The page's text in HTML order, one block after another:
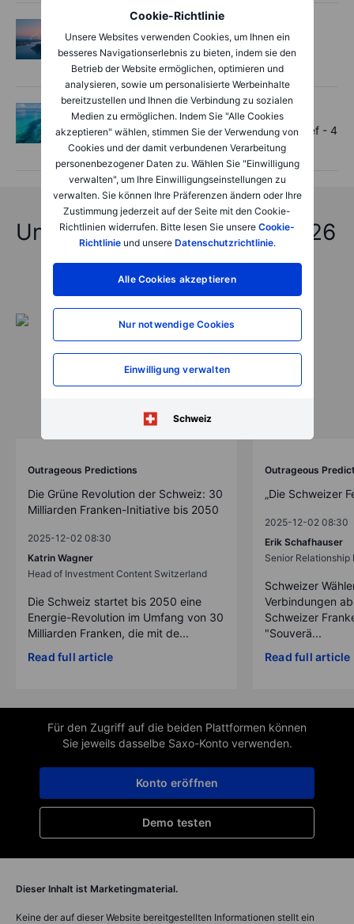
Cookie-Richtlinie
Unsere Websites verwenden Cookies, um Ihnen ein
besseres Navigationserlebnis zu bieten, indem sie den
Betrieb der Website ermöglichen, optimieren und
analysieren, sowie um personalisierte Werbeinhalte
bereitzustellen und Ihnen die Verbindung zu sozialen
Medien zu ermöglichen. Indem Sie "Alle Cookies
akzeptieren" wählen, stimmen Sie der Verwendung von
Cookies und der damit verbundenen Verarbeitung
personenbezogener Daten zu. Wählen Sie "Einwilligung
verwalten", um Ihre Einwilligungseinstellungen zu
verwalten. Sie können Ihre Präferenzen ändern oder Ihre
Zustimmung jederzeit auf der Seite mit den Cookie-
Richtlinien widerrufen. Bitte lesen Sie unsere Cookie-
Richtlinieund unsere Datenschutzrichtlinie.
Alle Cookies akzeptieren
Nur notwendige Cookies
Einwilligung verwalten
Schweiz
Market Quick Take - Records extend on
Hormuz hopes - 5 August 2026
Options
2026-08-04 11:55:00
Mega-cap rally, chip jitters - Options Brief - 4
August 2026
Unfassbare Vorhersagen 2026
Outrageous Predictions
Die Grüne Revolution der Schweiz: 30
Milliarden Franken-Initiative bis 2050
2025-12-02 08:30
Katrin Wagner
Head of Investment Content Switzerland
Die Schweiz startet bis 2050 eine
Energie-Revolution im Umfang von 30
Milliarden Franken, die mit de...
Read full article
Outrageous
„Die Schweizer
2025-12-02 08:30
Erik Schafhauser
Senior Relationship
Schweizer
Verbindungen
Schweizer
"Souverä...
Read full article
Für den Zugriff auf die beiden Plattformen können
Sie jeweils dasselbe Saxo-Konto verwenden.
Demo testen
Konto eröffnen
Dieser Inhalt ist Marketingmaterial.
Keine der auf dieser Website bereitgestellten Informationen stellt ein